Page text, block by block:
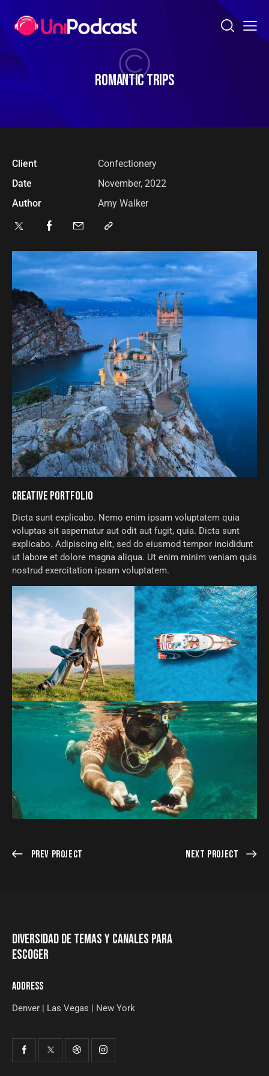
ROMANTIC TRIPS
CREATIVE PORTFOLIO
Dicta sunt explicabo. Nemo enim ipsam voluptatem quia
voluptas sit aspernatur aut odit aut fugit, quia. Dicta sunt
explicabo. Adipiscing elit, sed do eiusmod tempor incididunt
ut labore et dolore magna aliqua. Ut enim minim veniam quis
nostrud exercitation ipsam voluptatem.
Client
Сonfectionery
Date
November, 2022
Author
Amy Walker
Prev Project Next Project
DIVERSIDAD DE TEMAS Y CANALES PARA
ESCOGER
ADDRESS
Denver | Las Vegas | New York